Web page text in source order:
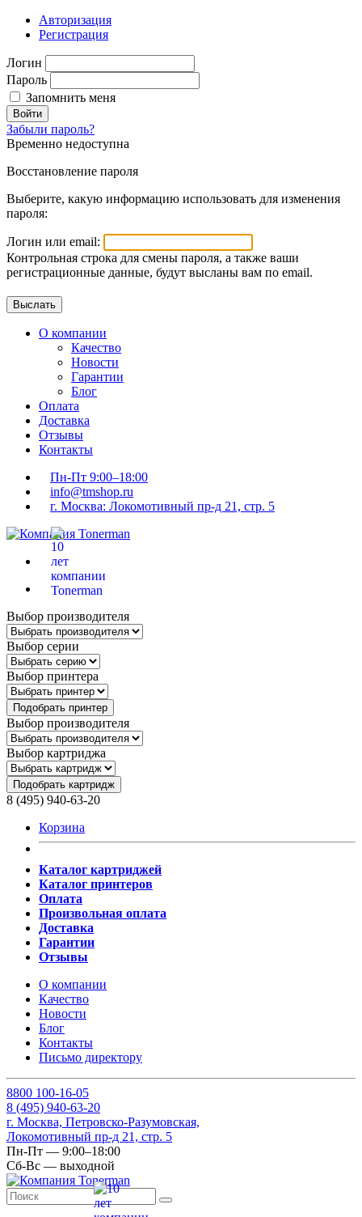
Авторизация
Регистрация
Логин
Пароль
Запомнить меня
Войти
Забыли пароль?
Временно недоступна
Восстановление пароля
Выберите, какую информацию использовать для изменения
пароля:
Логин или email:
Контрольная строка для смены пароля, а также ваши
регистрационные данные, будут высланы вам по email.
О компании
Качество
Новости
Гарантии
Блог
Оплата
Доставка
Отзывы
Контакты
Пн-Пт 9:00–18:00
info@tmshop.ru
г. Москва: Локомотивный пр-д 21, стр. 5
Выбор производителя
Выбор серии
Выбор принтера
Подобрать принтер
Выбор производителя
Выбор картриджа
Подобрать картридж
8 (495) 940-63-20
Корзина
Каталог картриджей
Каталог принтеров
Оплата
Произвольная оплата
Доставка
Гарантии
Отзывы
О компании
Качество
Новости
Блог
Контакты
Письмо директору
8800 100-16-05
8 (495) 940-63-20
г. Москва, Петровско-Разумовская,
Локомотивный пр-д 21, стр. 5
Пн-Пт — 9:00–18:00
Сб-Вс — выходной